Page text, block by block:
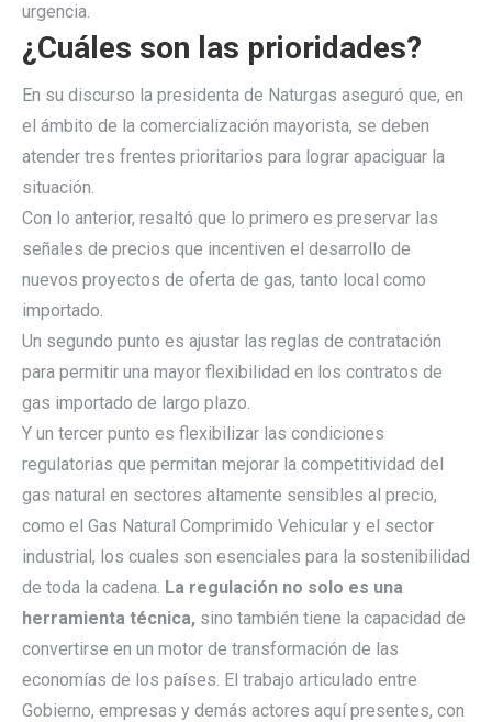
urgencia.
¿Cuáles son las prioridades?
En su discurso la presidenta de Naturgas aseguró que, en
el ámbito de la comercialización mayorista, se deben
atender tres frentes prioritarios para lograr apaciguar la
situación.
Con lo anterior, resaltó que lo primero es preservar las
señales de precios que incentiven el desarrollo de
nuevos proyectos de oferta de gas, tanto local como
importado.
Un segundo punto es ajustar las reglas de contratación
para permitir una mayor flexibilidad en los contratos de
gas importado de largo plazo.
Y un tercer punto es flexibilizar las condiciones
regulatorias que permitan mejorar la competitividad del
gas natural en sectores altamente sensibles al precio,
como el Gas Natural Comprimido Vehicular y el sector
industrial, los cuales son esenciales para la sostenibilidad
de toda la cadena. La regulación no solo es una
herramienta técnica, sino también tiene la capacidad de
convertirse en un motor de transformación de las
economías de los países. El trabajo articulado entre
Gobierno, empresas y demás actores aquí presentes, con